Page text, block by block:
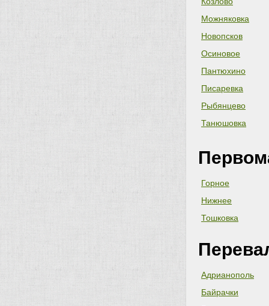
Можняковка
Новопсков
Осиновое
Пантюхино
Писаревка
Рыбянцево
Танюшовка
Горное
Нижнее
Тошковка
Адрианополь
Байрачки